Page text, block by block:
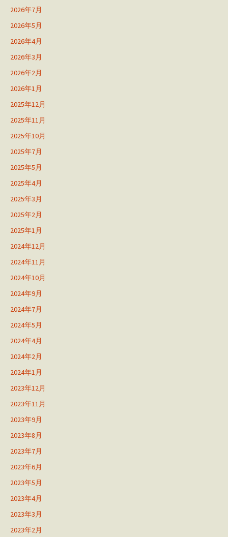
2026年7月
2026年5月
2026年4月
2026年3月
2026年2月
2026年1月
2025年12月
2025年11月
2025年10月
2025年7月
2025年5月
2025年4月
2025年3月
2025年2月
2025年1月
2024年12月
2024年11月
2024年10月
2024年9月
2024年7月
2024年5月
2024年4月
2024年2月
2024年1月
2023年12月
2023年11月
2023年9月
2023年8月
2023年7月
2023年6月
2023年5月
2023年4月
2023年3月
2023年2月